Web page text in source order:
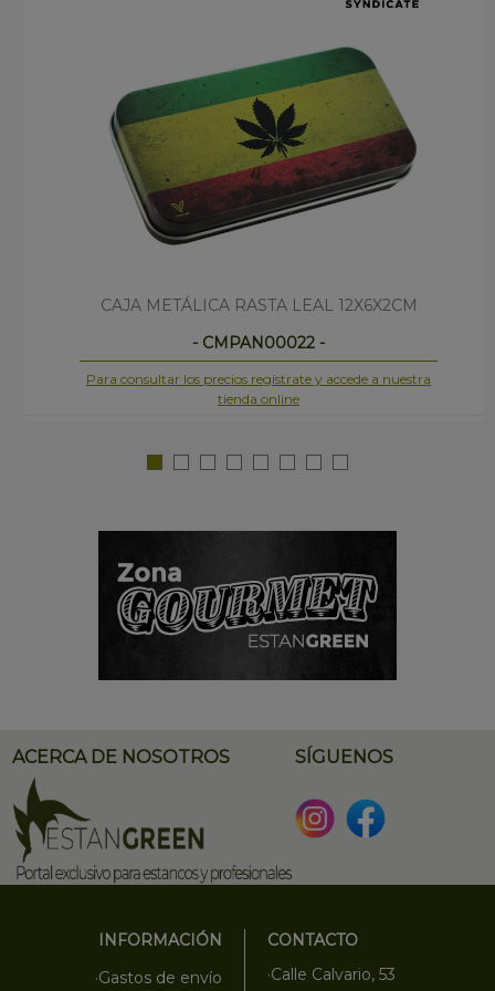
CAJA METÁLICA RASTA LEAL 12X6X2CM
- CMPAN00022 -
Para consultar los precios regístrate y accede a nuestra
tienda online
ACERCA DE NOSOTROS SÍGUENOS
INFORMACIÓN
·Gastos de envío
CONTACTO
·Calle Calvario, 53